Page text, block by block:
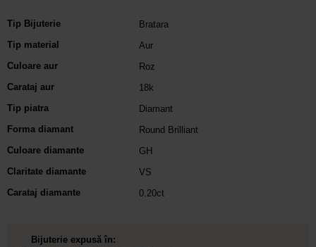
Tip Bijuterie
Bratara
Tip material
Aur
Culoare aur
Roz
Carataj aur
18k
Tip piatra
Diamant
Forma diamant
Round Brilliant
Culoare diamante
GH
Claritate diamante
VS
Carataj diamante
0.20ct
Bijuterie expusă în: